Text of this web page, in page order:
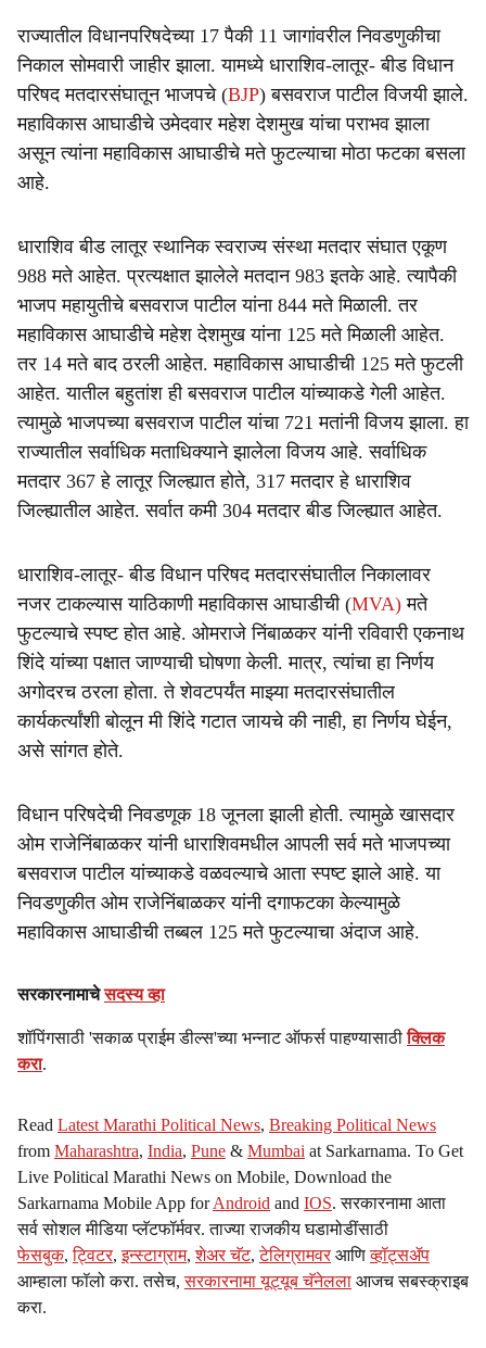
राज्यातील विधानपरिषदेच्या 17 पैकी 11 जागांवरील निवडणुकीचा
निकाल सोमवारी जाहीर झाला. यामध्ये धाराशिव-लातूर- बीड विधान
परिषद मतदारसंघातून भाजपचे (BJP) बसवराज पाटील विजयी झाले.
महाविकास आघाडीचे उमेदवार महेश देशमुख यांचा पराभव झाला
असून त्यांना महाविकास आघाडीचे मते फुटल्याचा मोठा फटका बसला
आहे.
धाराशिव बीड लातूर स्थानिक स्वराज्य संस्था मतदार संघात एकूण
988 मते आहेत. प्रत्यक्षात झालेले मतदान 983 इतके आहे. त्यापैकी
भाजप महायुतीचे बसवराज पाटील यांना 844 मते मिळाली. तर
महाविकास आघाडीचे महेश देशमुख यांना 125 मते मिळाली आहेत.
तर 14 मते बाद ठरली आहेत. महाविकास आघाडीची 125 मते फुटली
आहेत. यातील बहुतांश ही बसवराज पाटील यांच्याकडे गेली आहेत.
त्यामुळे भाजपच्या बसवराज पाटील यांचा 721 मतांनी विजय झाला. हा
राज्यातील सर्वाधिक मताधिक्याने झालेला विजय आहे. सर्वाधिक
मतदार 367 हे लातूर जिल्ह्यात होते, 317 मतदार हे धाराशिव
जिल्ह्यातील आहेत. सर्वात कमी 304 मतदार बीड जिल्ह्यात आहेत.
धाराशिव-लातूर- बीड विधान परिषद मतदारसंघातील निकालावर
नजर टाकल्यास याठिकाणी महाविकास आघाडीची (MVA) मते
फुटल्याचे स्पष्ट होत आहे. ओमराजे निंबाळकर यांनी रविवारी एकनाथ
शिंदे यांच्या पक्षात जाण्याची घोषणा केली. मात्र, त्यांचा हा निर्णय
अगोदरच ठरला होता. ते शेवटपर्यंत माझ्या मतदारसंघातील
कार्यकर्त्यांशी बोलून मी शिंदे गटात जायचे की नाही, हा निर्णय घेईन,
असे सांगत होते.
विधान परिषदेची निवडणूक 18 जूनला झाली होती. त्यामुळे खासदार
ओम राजेनिंबाळकर यांनी धाराशिवमधील आपली सर्व मते भाजपच्या
बसवराज पाटील यांच्याकडे वळवल्याचे आता स्पष्ट झाले आहे. या
निवडणुकीत ओम राजेनिंबाळकर यांनी दगाफटका केल्यामुळे
महाविकास आघाडीची तब्बल 125 मते फुटल्याचा अंदाज आहे.
सरकारनामाचेसदस्य व्हा
शॉपिंगसाठी 'सकाळ प्राईम डील्स'च्या भन्नाट ऑफर्स पाहण्यासाठीक्लिक
करा.
Read Latest Marathi Political News, Breaking Political News
from Maharashtra, India, Pune & Mumbai at Sarkarnama. To Get
Live Political Marathi News on Mobile, Download the
Sarkarnama Mobile App forAndroid and IOS. सरकारनामा आता
सर्व सोशल मीडिया प्लॅटफॉर्मवर. ताज्या राजकीय घडामोडींसाठी
फेसबुक,ट्विटर,इन्स्टाग्राम,शेअर चॅट,टेलिग्रामवर आणिव्हॉट्सॲप
आम्हाला फॉलो करा. तसेच,सरकारनामा यूट्यूब चॅनेलला आजच सबस्क्राइब
करा.